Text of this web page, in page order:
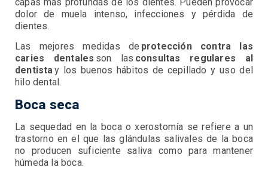
dolor de muela intenso, infecciones y pérdida de
dientes.
Las mejores medidas de protección contra las
caries dentales son las consultas regulares al
dentistay los buenos hábitos de cepillado y uso del
hilo dental.
Boca seca
La sequedad en la boca o xerostomía se refiere a un
trastorno en el que las glándulas salivales de la boca
no producen suficiente saliva como para mantener
húmeda la boca.